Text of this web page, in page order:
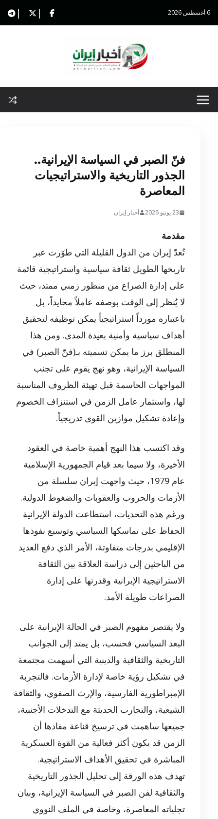
Skip
to
6 أغسطس 2026
فنّ الصبر في السياسة الإيرانية..
الجذور التاريخية والاستراتيجيات
المعاصرة
23 يونيو 2026 أخبار إيران
مقدمة
تُعدّ إيران من الدول القليلة التي طوّرت عبر
تاريخها الطويل ثقافة سياسية واستراتيجية قائمة
على إدارة الصراع من منظور زمني ممتد، حيث
لا يُنظر إلى الوقت بوصفه عاملاً محايداً، بل
باعتباره مورداً استراتيجياً يمكن توظيفه لتحقيق
أهداف سياسية وأمنية بعيدة المدى. ومن هذا
المنطلق برز ما يمكن تسميته بـ(فنّ الصبر) في
السياسة الإيرانية، وهو نهج يقوم على تجنب
المواجهات الحاسمة قبل تهيئة الظروف المناسبة
لها، واستثمار عامل الزمن في استنزاف الخصوم
وإعادة تشكيل موازين القوى تدريجياً.
وقد اكتسب هذا النهج أهمية خاصة في العقود
الأخيرة، ولا سيما بعد قيام الجمهورية الإسلامية
عام 1979، حيث واجهت إيران سلسلة من
الأزمات والحروب والعقوبات والضغوط الدولية.
ورغم هذه التحديات، استطاعت الدولة الإيرانية
الحفاظ على تماسكها السياسي وتوسيع نفوذها
الإقليمي بدرجات متفاوتة، الأمر الذي دفع العديد
من الباحثين إلى دراسة العلاقة بين الثقافة
الاستراتيجية الإيرانية وقدرتها على إدارة
الصراعات طويلة الأمد.
ولا يقتصر مفهوم الصبر في الحالة الإيرانية على
البعد السياسي فحسب، بل يمتد إلى الجوانب
التاريخية والثقافية والدينية التي أسهمت مجتمعة
في تشكيل رؤية خاصة لإدارة الأزمات. فالتجربة
الإمبراطورية الفارسية، والإرث الصفوي، والثقافة
الشيعية، والتجارب الحديثة مع التدخلات الأجنبية،
جميعها ساهمت في ترسيخ قناعة مفادها أن
الزمن قد يكون أكثر فعالية من القوة العسكرية
المباشرة في تحقيق الأهداف الاستراتيجية.
تهدف هذه الورقة إلى تحليل الجذور التاريخية
والثقافية لفن الصبر في السياسة الإيرانية، وبيان
تجلياته المعاصرة، وخاصة في الملف النووي